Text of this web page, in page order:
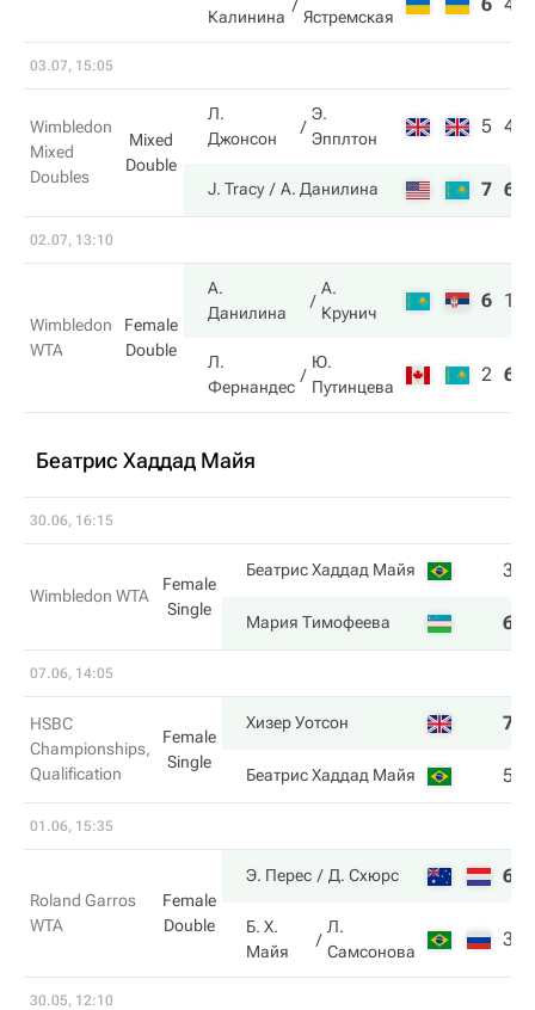
Калинина
Ястремская
03.07, 15:05
Wimbledon
Mixed
Doubles
Mixed
Double
Л.
Джонсон
Э.
Эпплтон
5 4
J. Tracy А. Данилина 7 6
02.07, 13:10
Wimbledon
WTA
Female
Double
А.
Данилина
А.
Крунич
6 1
Л.
Фернандес
Ю.
Путинцева
2 6
Беатрис Хаддад Майя
30.06, 16:15
Wimbledon WTA
Female
Single
Беатрис Хаддад Майя 3
Мария Тимофеева 6
07.06, 14:05
HSBC
Championships,
Qualification
Female
Single
Хизер Уотсон 7
Беатрис Хаддад Майя 5
01.06, 15:35
Roland Garros
WTA
Female
Double
Э. Перес Д. Схюрс 6
Б. Х.
Майя
Л.
Самсонова
3
30.05, 12:10